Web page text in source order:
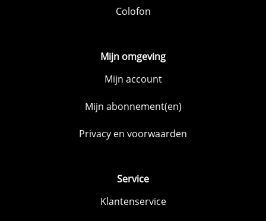
Colofon
Mijn omgeving
Mijn account
Mijn abonnement(en)
Privacy en voorwaarden
Service
Klantenservice